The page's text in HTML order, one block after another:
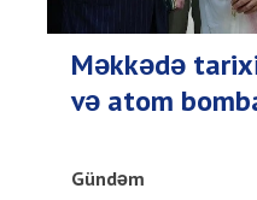
Məkkədə
və atom
Gündəm